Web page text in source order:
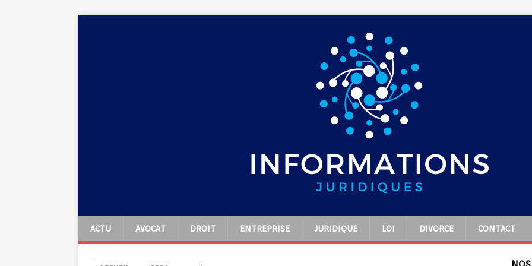
ACTU AVOCAT DROIT ENTREPRISE JURIDIQUE LOI DIVORCE CONTACT